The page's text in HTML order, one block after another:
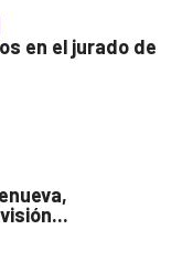
en el jurado de